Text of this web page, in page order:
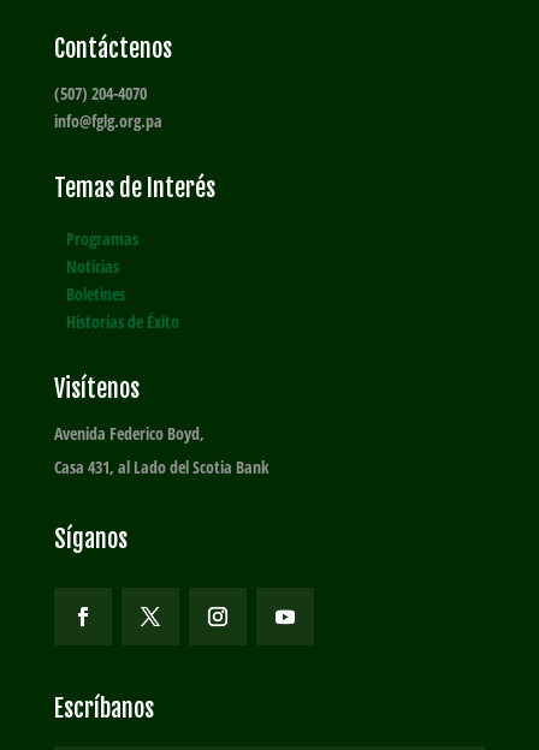
Contáctenos
(507) 204-4070
info@fglg.org.pa
Temas de Interés
Programas
Noticias
Boletines
Historias de Éxito
Visítenos
Avenida Federico Boyd,
Casa 431, al Lado del Scotia Bank
Síganos
Escríbanos